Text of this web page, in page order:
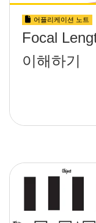
어플리케이션 노트
Focal
이해하기